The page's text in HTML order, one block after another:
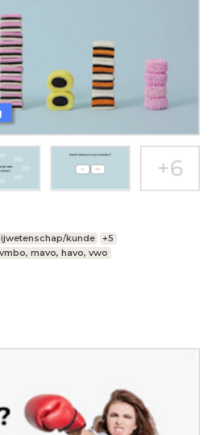
kunde
+5
vmbo, mavo, havo, vwo